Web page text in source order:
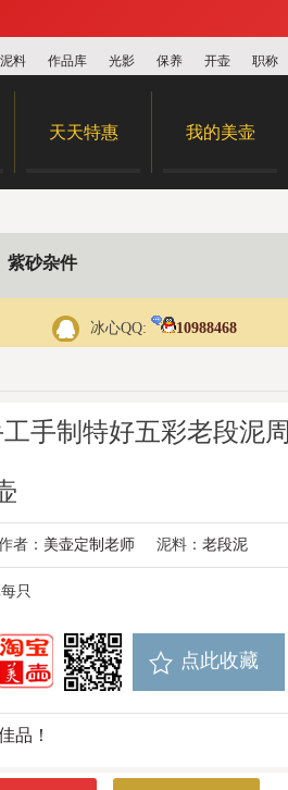
职称
开壶
保养
光影
作品库
泥料
天天特惠 我的美壶
紫砂杂件
冰心QQ: 10988468
手制特好五彩老段泥周
者： 美壶定制老师 泥料： 老段泥
只
点此收藏
品！